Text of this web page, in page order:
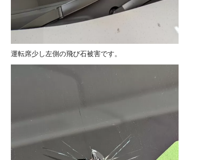
運転席少し左側の飛び石被害です。